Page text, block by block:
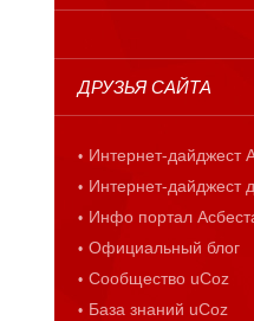
ДРУЗЬЯ САЙТА
Интернет-дайджест
Интернет-дайджест
Инфо портал
Официальный блог
Сообщество uCoz
База знаний uCoz